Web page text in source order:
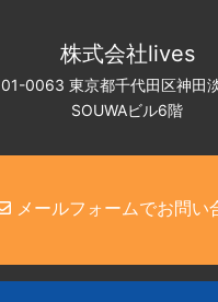
株式会社lives
0063 東京都千代田区神田
SOUWAビル6階
メールフォームでお問い